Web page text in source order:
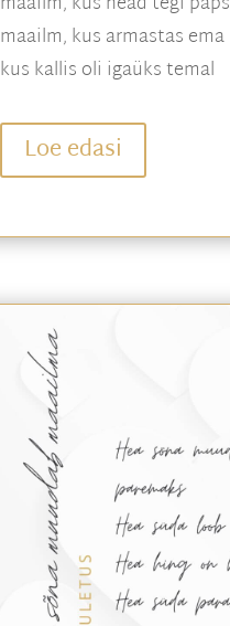
maailm, kus armastas ema
kus kallis oli igaüks temal
Loe edasi